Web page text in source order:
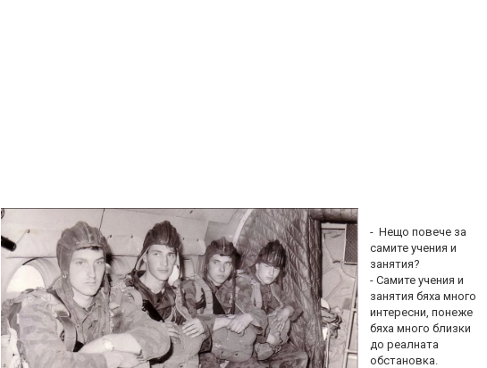
- Нещо повече за
самите учения и
занятия?
- Самите учения и
занятия бяха много
интересни, понеже
бяха много близки
до реалната
обстановка.